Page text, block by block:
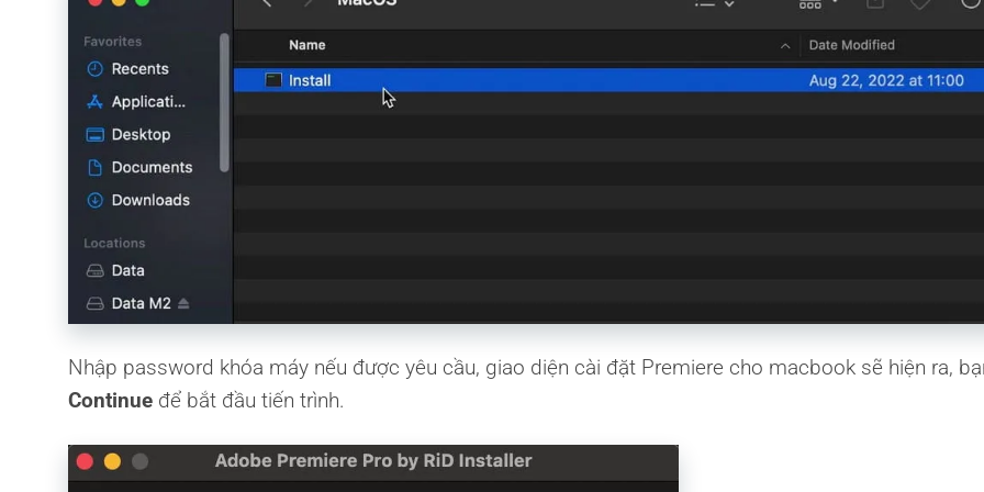
Nhập password khóa máy nếu được yêu cầu, giao diện cài đặt Premiere cho macbook sẽ hiện ra,
Continue để bắt đầu tiến trình.